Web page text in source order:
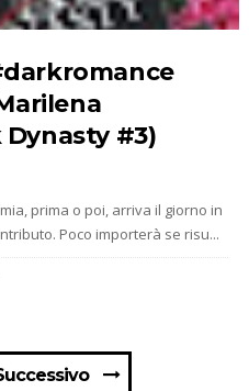
#3)
prima o poi, arriva il giorno in
Poco importerà se risu...